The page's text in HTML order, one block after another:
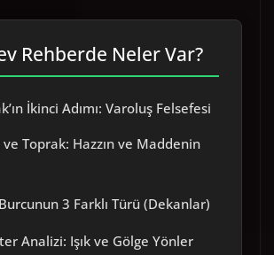
Rehberde Neler Var?
İkinci Adımı: Varoluş Felsefesi
ve Toprak: Hazzın ve Maddenin
3 Farklı Türü (Dekanlar)
Analizi: Işık ve Gölge Yönler